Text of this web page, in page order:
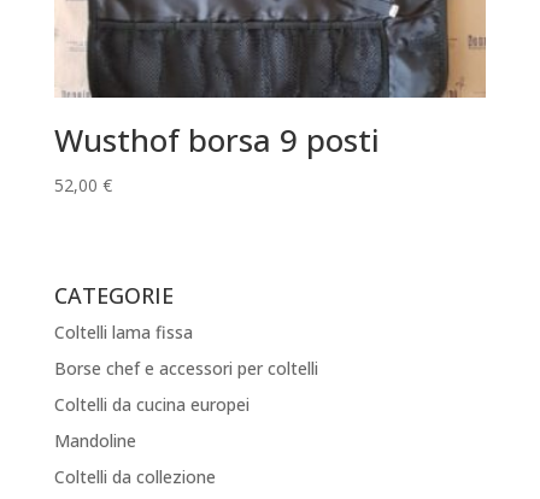
Wusthof borsa 9 posti
52,00 €
CATEGORIE
Coltelli lama fissa
Borse chef e accessori per coltelli
Coltelli da cucina europei
Mandoline
Coltelli da collezione